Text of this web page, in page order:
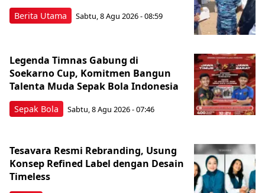
Berita Utama Sabtu, 8 Agu 2026 - 08:59
Sepak Bola
Legenda Timnas Gabung di
Soekarno Cup, Komitmen Bangun
Talenta Muda Sepak Bola Indonesia
Sabtu, 8 Agu 2026 - 07:46
Tesavara Resmi Rebranding, Usung
Konsep Refined Label dengan Desain
Timeless